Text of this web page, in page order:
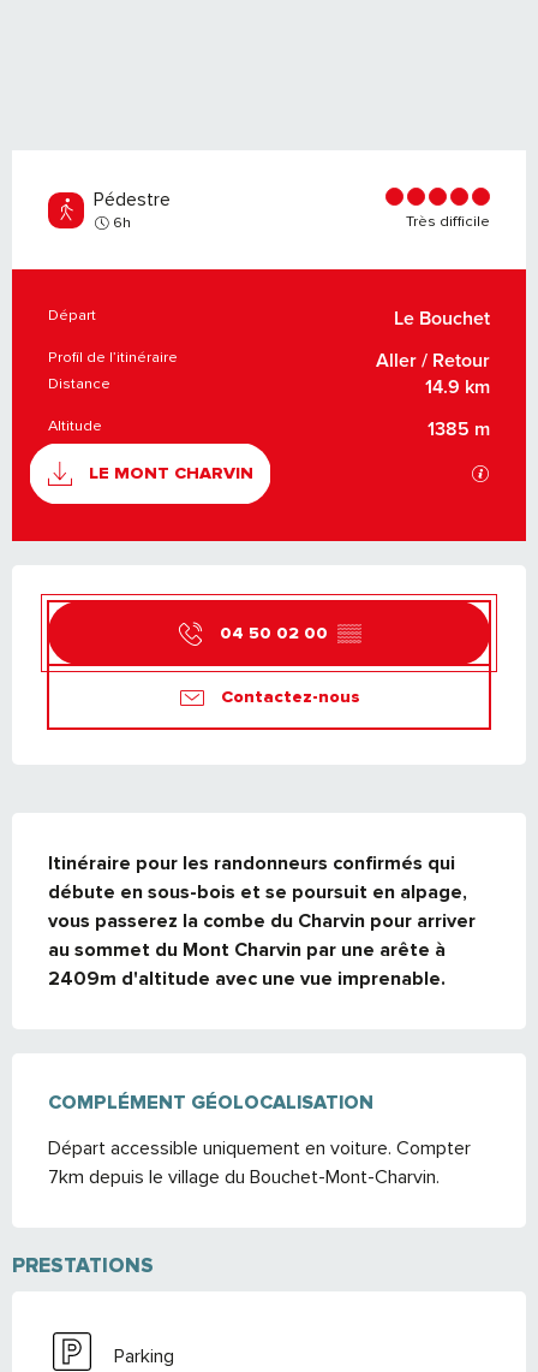
Pédestre
6h Très difficile
INFORMATIONS PRATIQUES
Départ Le Bouchet
Profil de l’itinéraire Aller / Retour
Distance 14.9 km
Altitude 1385 m
DOCUMENTATION
LE MONT CHARVIN
04 50 02 00 ▒▒
Contactez-nous
Itinéraire pour les randonneurs confirmés qui
débute en sous-bois et se poursuit en alpage,
vous passerez la combe du Charvin pour arriver
au sommet du Mont Charvin par une arête à
2409m d'altitude avec une vue imprenable.
COMPLÉMENT GÉOLOCALISATION
COMPLÉMENT GÉOLOCALISATION
Départ accessible uniquement en voiture. Compter
7km depuis le village du Bouchet-Mont-Charvin.
PRESTATIONS
Parking